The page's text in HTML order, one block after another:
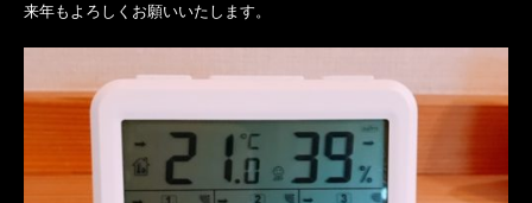
来年もよろしくお願いいたします。